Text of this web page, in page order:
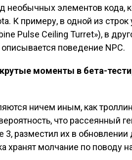
необычных элементов кода,
К примеру, в одной из строк
Pulse Ceiling Turret»), в
поведение NPC.
моменты в бета-
ничем иным, как
что рассеянный
разместил их в обновлении
хранят молчание по поводу